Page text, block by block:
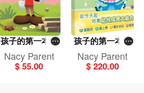
孩子的第一本迪
士尼成長故事：
米奇愛探索
Nacy Parent
$ 55.00
孩子的第一本迪
士尼成長故事套
裝（一套4冊）
Nacy Parent
$ 220.00